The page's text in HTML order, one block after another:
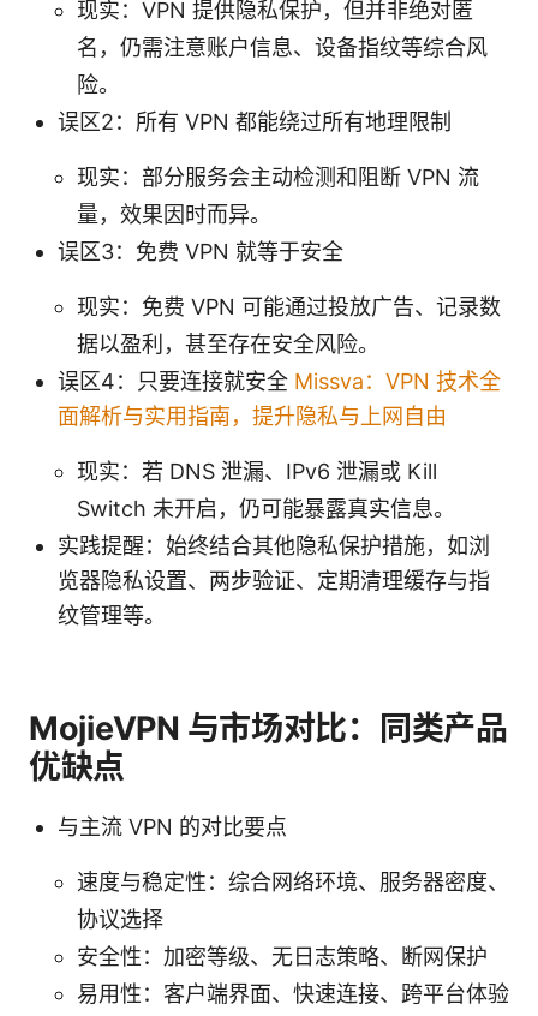
现实：VPN 提供隐私保护，但并非绝对匿
名，仍需注意账户信息、设备指纹等综合风
险。
误区2：所有 VPN 都能绕过所有地理限制
现实：部分服务会主动检测和阻断 VPN 流
量，效果因时而异。
误区3：免费 VPN 就等于安全
现实：免费 VPN 可能通过投放广告、记录数
据以盈利，甚至存在安全风险。
误区4：只要连接就安全 Missva：VPN 技术全
面解析与实用指南，提升隐私与上网自由
现实：若 DNS 泄漏、IPv6 泄漏或 Kill
Switch 未开启，仍可能暴露真实信息。
实践提醒：始终结合其他隐私保护措施，如浏
览器隐私设置、两步验证、定期清理缓存与指
纹管理等。
MojieVPN 与市场对比：同类产品
优缺点
与主流 VPN 的对比要点
速度与稳定性：综合网络环境、服务器密度、
协议选择
安全性：加密等级、无日志策略、断网保护
易用性：客户端界面、快速连接、跨平台体验